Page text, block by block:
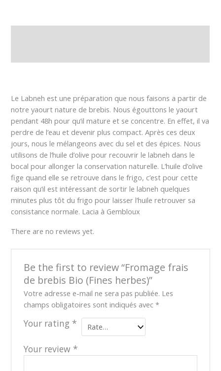
Le Labneh est une préparation que nous faisons a partir de
notre yaourt nature de brebis. Nous égouttons le yaourt
pendant 48h pour qu’il mature et se concentre. En effet, il va
perdre de l’eau et devenir plus compact. Après ces deux
jours, nous le mélangeons avec du sel et des épices. Nous
utilisons de l’huile d’olive pour recouvrir le labneh dans le
bocal pour allonger la conservation naturelle. L’huile d’olive
fige quand elle se retrouve dans le frigo, c’est pour cette
raison qu’il est intéressant de sortir le labneh quelques
minutes plus tôt du frigo pour laisser l’huile retrouver sa
consistance normale. Lacia à Gembloux
There are no reviews yet.
Be the first to review “Fromage frais
de brebis Bio (Fines herbes)”
Votre adresse e-mail ne sera pas publiée. Les
champs obligatoires sont indiqués avec *
Your rating *
Your review *